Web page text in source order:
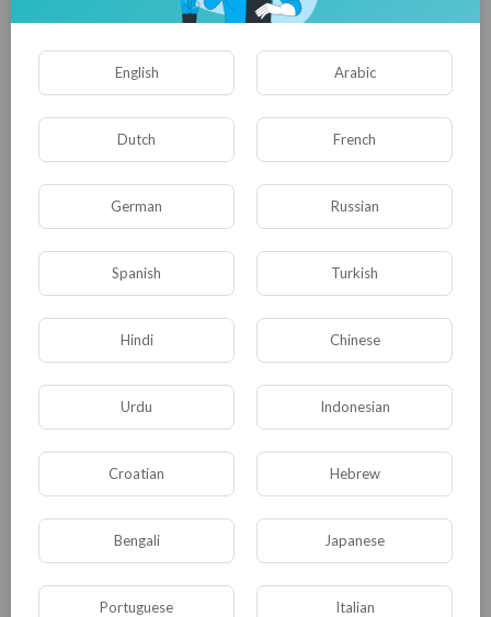
0 0 • 0 Комментарии
Комментариев нет
КАТЕГОРИИ
Общая Политика В мире
English Arabic
Dutch French
German Russian
Spanish Turkish
Hindi Chinese
Urdu Indonesian
Croatian Hebrew
Bengali Japanese
Portuguese Italian